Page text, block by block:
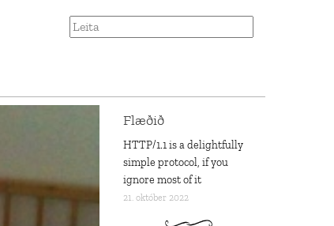
Flæðið
HTTP/1.1 is a delightfully
simple protocol, if you
ignore most of it
21. október 2022